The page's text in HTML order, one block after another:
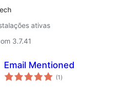
ativas
3.7.41
Email Mentioned
(1 total
de
)